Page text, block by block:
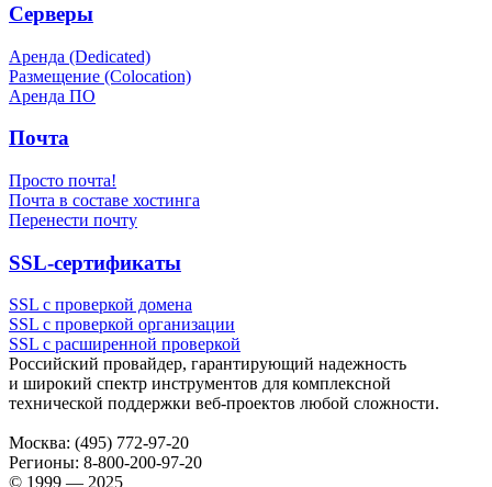
Серверы
Аренда (Dedicated)
Размещение (Colocation)
Аренда ПО
Почта
Просто почта!
Почта в составе хостинга
Перенести почту
SSL-сертификаты
SSL с проверкой домена
SSL с проверкой организации
SSL с расширенной проверкой
Российский провайдер, гарантирующий надежность
и широкий спектр инструментов для комплексной
технической поддержки веб-проектов любой сложности.
Москва: (495) 772-97-20
Регионы: 8-800-200-97-20
© 1999 — 2025